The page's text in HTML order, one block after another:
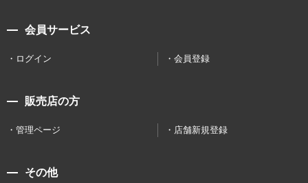
会員サービス
ログイン 会員登録
販売店の方
管理ページ 店舗新規登録
その他